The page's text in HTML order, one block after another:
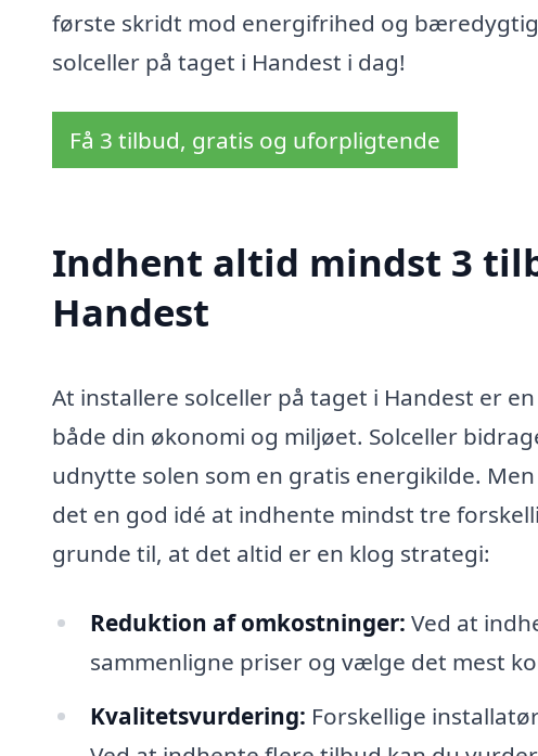
første skridt mod energifrihed og
solceller på taget i Handest i dag!
Få 3 tilbud, gratis og uforpligtende
Indhent altid mindst 3
Handest
At installere solceller på taget i Handest er
både din økonomi og miljøet. Solceller
udnytte solen som en gratis energikilde.
det en god idé at indhente mindst tre
grunde til, at det altid er en klog strategi:
Reduktion af omkostninger: Ved at
sammenligne priser og vælge det mest
Kvalitetsvurdering: Forskellige